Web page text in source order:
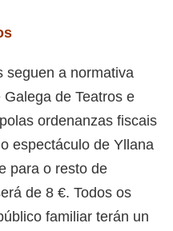
seguen a normativa
de Teatros e
ordenanzas fiscais
espectáculo de Yllana
para o resto de
de 8 €. Todos os
familiar terán un